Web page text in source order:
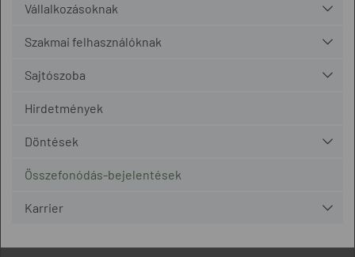
Vállalkozásoknak
Szakmai felhasználóknak
Sajtószoba
Hirdetmények
Döntések
Összefonódás-bejelentések
Karrier